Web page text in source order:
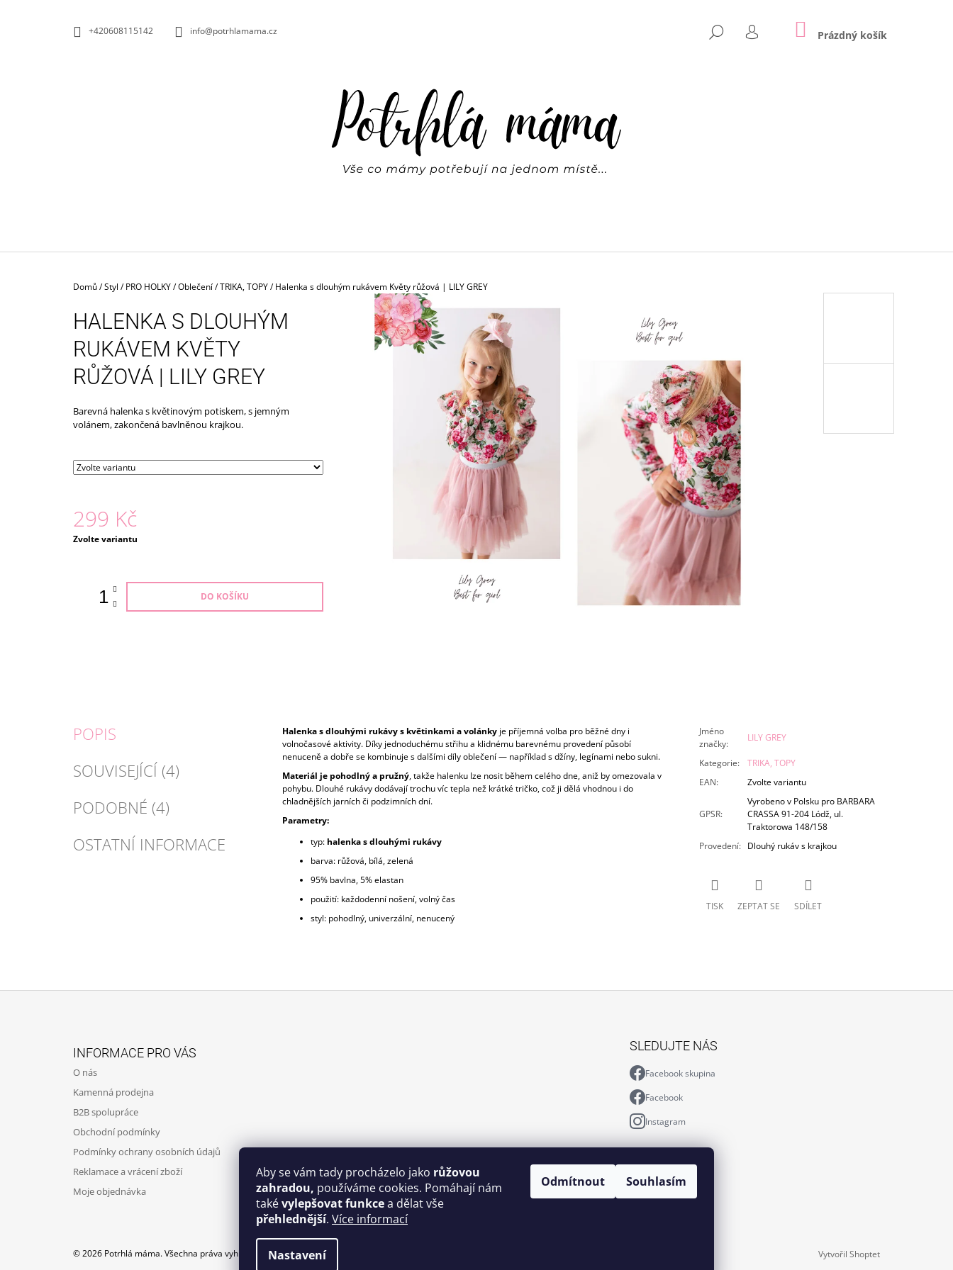
Aby se vám tady procházelo jako růžovou
zahradou, používáme cookies. Pomáhají nám
takévylepšovat funkcea dělat vše
přehlednější. Více informací
Nastavení
Odmítnout Souhlasím
+420608115142 info@potrhlamama.cz HLEDAT
PŘIHLÁŠENÍ
NÁKUPNÍ
KOŠÍK
Prázdný košík
Domů/Styl / PRO HOLKY/Oblečení/TRIKA, TOPY/ Halenka s dlouhým rukávem Květy růžová | LILY GREY
HALENKA S DLOUHÝM
RUKÁVEM KVĚTY
RŮŽOVÁ | LILY GREY
Barevná halenka s květinovým potiskem, s jemným
volánem, zakončená bavlněnou krajkou.
299 Kč
Měrná
Zvolte variantu
DO KOŠÍKU
POPIS
SOUVISEJÍCÍ (4)
PODOBNÉ (4)
OSTATNÍ INFORMACE
Halenka s dlouhými rukávy s květinkami a volánky je příjemná volba pro běžné dny i
volnočasové aktivity. Díky jednoduchému střihu a klidnému barevnému provedení působí
nenuceně a dobře se kombinuje s dalšími díly oblečení — například s džíny, legínami nebo sukni.
Materiál je pohodlný a pružný, takže halenku lze nosit během celého dne, aniž by omezovala v
pohybu. Dlouhé rukávy dodávají trochu víc tepla než krátké tričko, což ji dělá vhodnou i do
chladnějších jarních či podzimních dní.
Parametry:
typ: halenka s dlouhými rukávy
barva: růžová, bílá, zelená
95% bavlna, 5% elastan
použití: každodenní nošení, volný čas
styl: pohodlný, univerzální, nenucený
Jméno
značky:
LILY GREY
Kategorie:
TRIKA, TOPY
EAN: Zvolte variantu
GPSR:
Vyrobeno v Polsku pro BARBARA
CRASSA 91-204 Lódž, ul.
Traktorowa 148/158
Provedení: Dlouhý rukáv s krajkou
TISK ZEPTAT SE SDÍLET
HLEDAT
DŘEVĚNÁ SKLUZAVKA + 6 AUTÍČEK |
ECO TOYS
399 Kč
SVÍTÍCÍ HVĚZDY NA ZEĎ | REX LONDON
BASIC LEGÍNY FRAPPE | LILY GREY
INFORMACE PRO VÁS
O nás
Kamenná prodejna
B2B spolupráce
Obchodní podmínky
Podmínky ochrany osobních údajů
Reklamace a vrácení zboží
Moje objednávka
SLEDUJTE NÁS
Facebook skupina
Facebook
Instagram
Vytvořil Shoptet
© 2026 Potrhlá máma. Všechna práva vyhrazena.